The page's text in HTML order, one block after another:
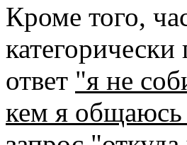
Кроме того,
ответ "я не
кем я общаюсь